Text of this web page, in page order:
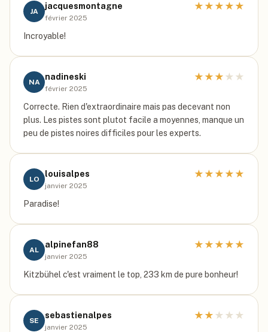
JA
jacquesmontagne
février 2025
★ ★ ★ ★ ★
Incroyable!
NA
nadineski
février 2025
★ ★ ★ ★ ★
Correcte. Rien d'extraordinaire mais pas decevant non
plus. Les pistes sont plutot facile a moyennes, manque un
peu de pistes noires difficiles pour les experts.
LO
louisalpes
janvier 2025
★ ★ ★ ★ ★
Paradise!
AL
alpinefan88
janvier 2025
★ ★ ★ ★ ★
Kitzbühel c'est vraiment le top, 233 km de pure bonheur!
SE
sebastienalpes
janvier 2025
★ ★ ★ ★ ★